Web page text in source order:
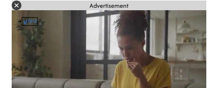
Advertisement